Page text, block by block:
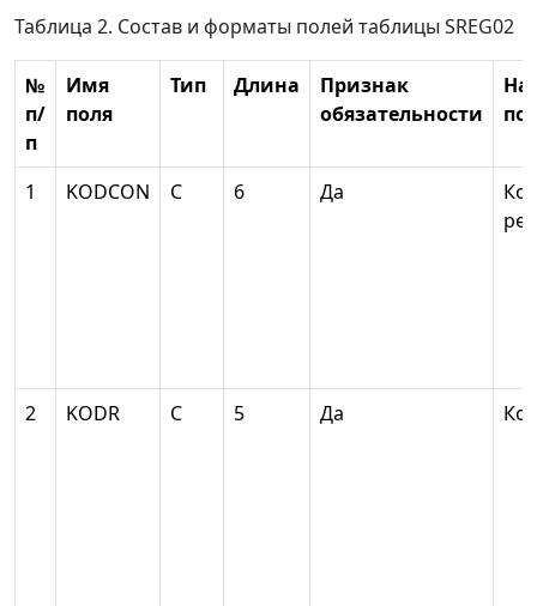
Таблица 2. Состав и форматы полей таблицы SREG02
№
п/
п
Имя
поля
Тип Длина
Признак
обязательности
1 KODCON С 6 Да
2 KODR С 5 Да